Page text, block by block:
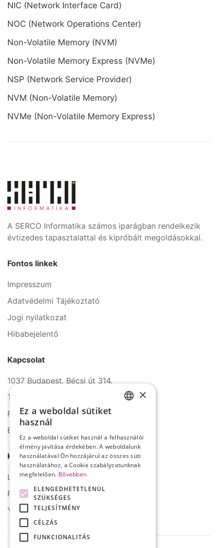
NIC (Network Interface Card)
NOC (Network Operations Center)
Non-Volatile Memory (NVM)
Non-Volatile Memory Express (NVMe)
NSP (Network Service Provider)
NVM (Non-Volatile Memory)
NVMe (Non-Volatile Memory Express)
A SERCO Informatika számos iparágban rendelkezik
évtizedes tapasztalattal és kipróbált megoldásokkal.
Fontos linkek
Impresszum
Adatvédelmi Tájékoztató
Jogi nyilatkozat
Hibabejelentő
Kapcsolat
1037 Budapest, Bécsi út 314.
Tel.: +36 1 272 2140
Fax: +36 1 272 2150
E-mail: info@serco.hu
Kövessen minket
LinkedIn
Facebook
YouTube
×
Ez a weboldal sütiket
használ
Ez a weboldal sütiket használ a felhasználói
élmény javítása érdekében. A weboldalunk
használatával Ön hozzájárul az összes süti
használatához, a Cookie szabályzatunknak
megfelelően. Bővebben
ELENGEDHETETLENÜL
SZÜKSÉGES
TELJESÍTMÉNY
CÉLZÁS
FUNKCIONALITÁS